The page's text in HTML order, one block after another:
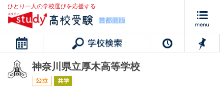
ひとり一人の学校選びを応援する
カレンダー
神奈川県立厚木高等学校